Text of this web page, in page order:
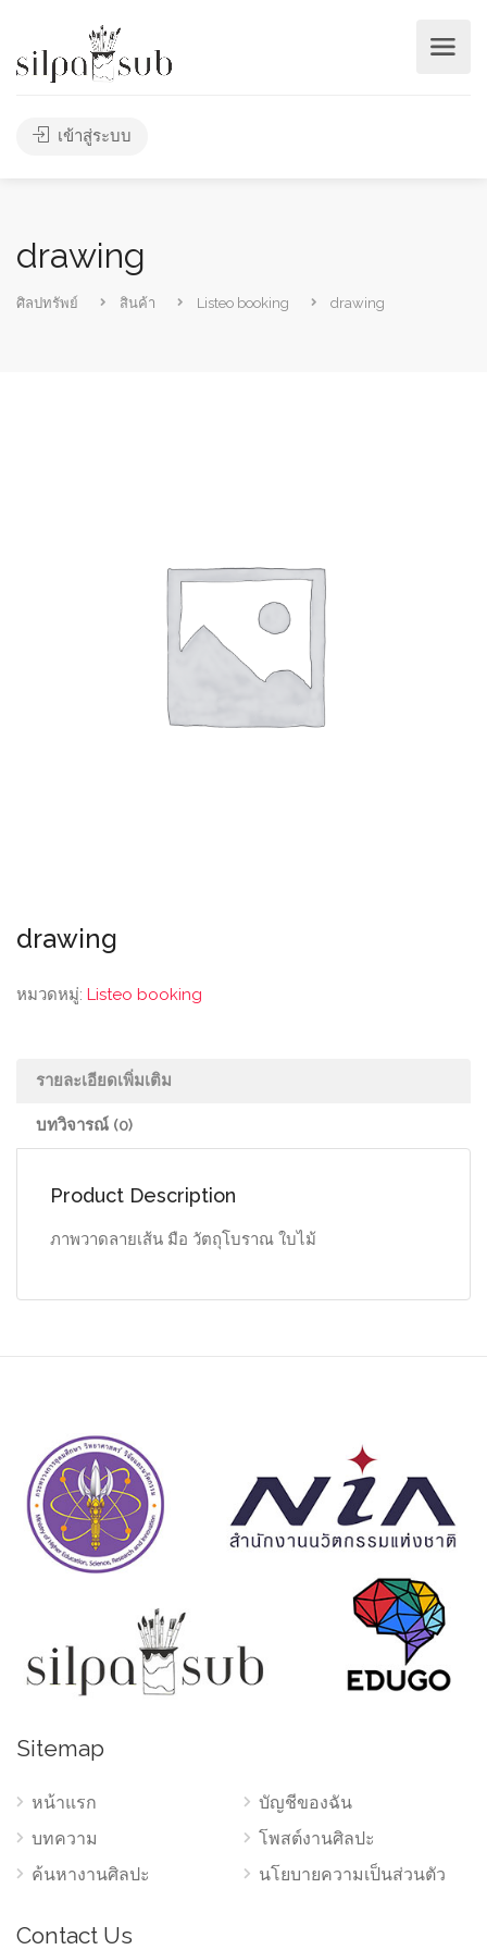
เข้าสู่ระบบ
drawing
ศิลปทรัพย์ สินค้า Listeo booking drawing
drawing
หมวดหมู่: Listeo booking
รายละเอียดเพิ่มเติม
บทวิจารณ์ (0)
Product Description
ภาพวาดลายเส้น มือ วัตถุโบราณ ใบไม้
Sitemap
หน้าแรก
บทความ
ค้นหางานศิลปะ
บัญชีของฉัน
โพสต์งานศิลปะ
นโยบายความเป็นส่วนตัว
Contact Us